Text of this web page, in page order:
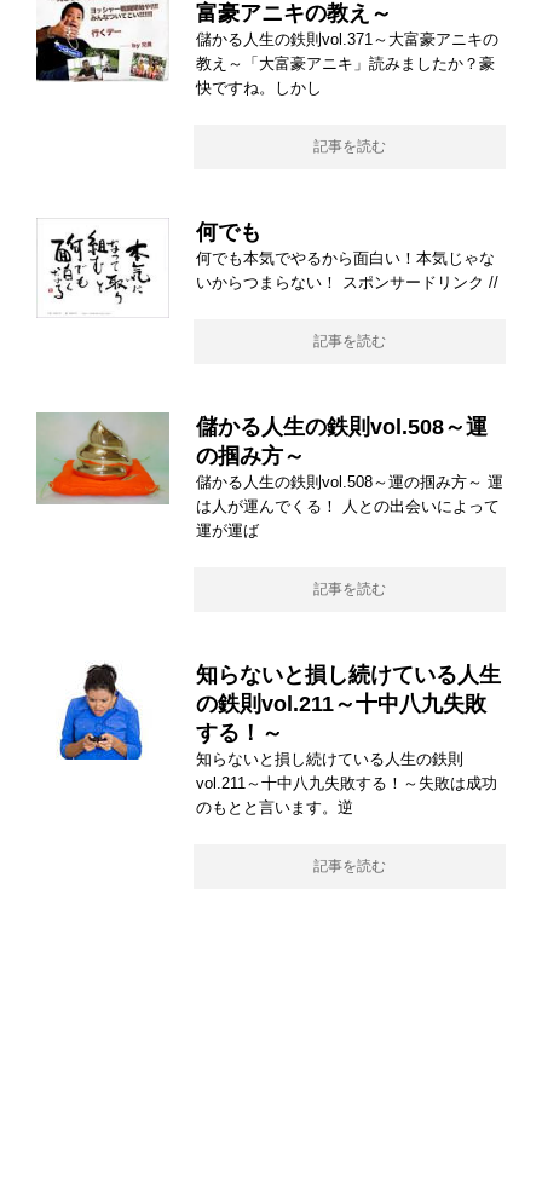
富豪アニキの教え～
儲かる人生の鉄則vol.371～大富豪アニキの
教え～「大富豪アニキ」読みましたか？豪
快ですね。しかし
記事を読む
何でも
何でも本気でやるから面白い！本気じゃな
いからつまらない！ スポンサードリンク //
記事を読む
儲かる人生の鉄則vol.508～運
の掴み方～
儲かる人生の鉄則vol.508～運の掴み方～ 運
は人が運んでくる！ 人との出会いによって
運が運ば
記事を読む
知らないと損し続けている人生
の鉄則vol.211～十中八九失敗
する！～
知らないと損し続けている人生の鉄則
vol.211～十中八九失敗する！～失敗は成功
のもとと言います。逆
記事を読む